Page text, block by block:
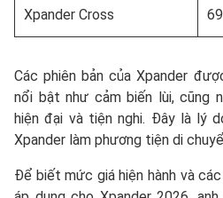
Xpander Cross
Các phiên bản của Xpander
nổi bật như cảm biến lùi, cũng
hiện đại và tiện nghi. Đây là lý
Xpander làm phương tiện di
Để biết mức giá hiện hành và